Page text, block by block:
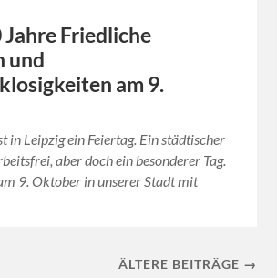
Jahre Friedliche
und
am 9.
in Leipzig ein Feiertag. Ein städtischer
aber doch ein besonderer Tag.
9. Oktober in unserer Stadt mit
ÄLTERE BEITRÄGE →